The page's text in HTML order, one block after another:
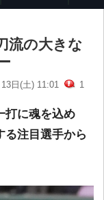
流の大きな
日(土) 11:01 1
打に魂を込め
注目選手から